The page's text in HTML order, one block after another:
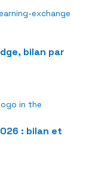
exchange
bilan par
: bilan et